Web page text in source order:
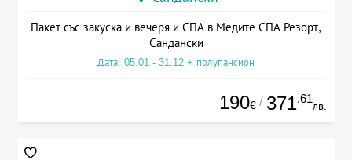
Пакет със закуска и вечеря и СПА в Медите СПА Резорт,
Сандански
Дата: 05.01 - 31.12 + полупансион
190€ / 371.61
лв.